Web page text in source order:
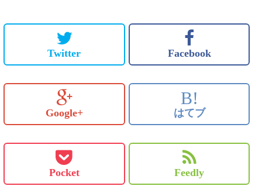
Twitter Facebook
Google+
B!
はてブ
Pocket Feedly